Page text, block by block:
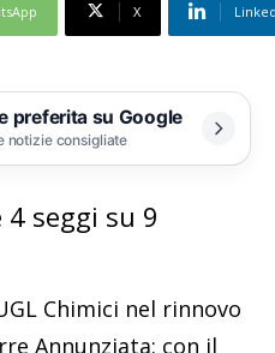
X
preferita su Google
notizie consigliate
seggi su 9
Chimici nel rinnovo
Annunziata: con il